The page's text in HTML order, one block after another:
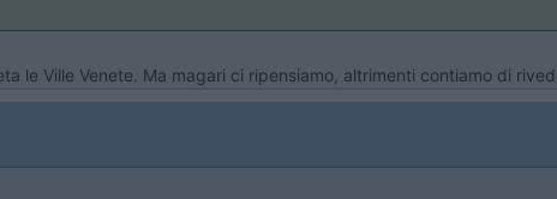
le Ville Venete. Ma magari ci ripensiamo, altrimenti contiamo di